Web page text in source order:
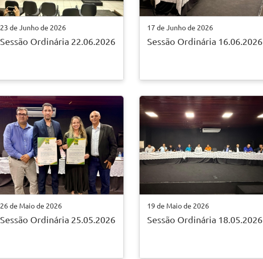
23 de Junho de 2026
Sessão Ordinária 22.06.2026
17 de Junho de 2026
Sessão Ordinária 16.06.2026
26 de Maio de 2026
Sessão Ordinária 25.05.2026
19 de Maio de 2026
Sessão Ordinária 18.05.2026